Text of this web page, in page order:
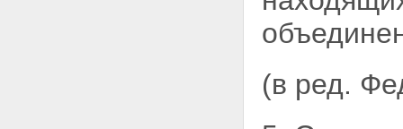
(в ред.